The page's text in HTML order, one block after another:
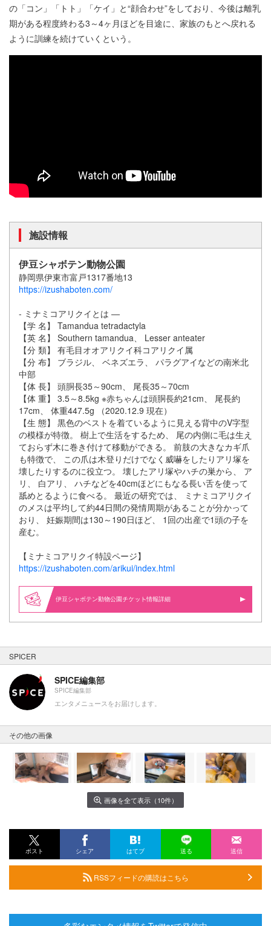
の「コン」「トト」「ケイ」と“顔合わせ”をしており、今後は離乳
期がある程度終わる3～4ヶ月ほどを目途に、家族のもとへ戻れる
ように訓練を続けていくという。
施設情報
伊豆シャボテン動物公園
静岡県伊東市富戸1317番地13
https://izushaboten.com/
- ミナミコアリクイとは ―
【学 名】 Tamandua tetradactyla
【英 名】 Southern tamandua、 Lesser anteater
【分 類】 有毛目オオアリクイ科コアリクイ属
【分 布】 ブラジル、 ベネズエラ、 パラグアイなどの南米北
中部
【体 長】 頭胴長35～90cm、 尾長35～70cm
【体 重】 3.5～8.5kg ※赤ちゃんは頭胴長約21cm、 尾長約
17cm、 体重447.5g （2020.12.9 現在）
【生 態】 黒色のベストを着ているように見える背中のV字型
の模様が特徴。 樹上で生活をするため、 尾の内側に毛は生え
ておらず木に巻き付けて移動ができる。 前肢の大きなカギ爪
も特徴で、 この爪は木登りだけでなく威嚇をしたりアリ塚を
壊したりするのに役立つ。 壊したアリ塚やハチの巣から、 ア
リ、 白アリ、 ハチなどを40cmほどにもなる長い舌を使って
舐めとるように食べる。 最近の研究では、 ミナミコアリクイ
のメスは平均して約44日間の発情周期があることが分かって
おり、 妊娠期間は130～190日ほど、 1回の出産で1頭の子を
産む。
【ミナミコアリクイ特設ページ】
https://izushaboten.com/arikui/index.html
伊豆シャボテン動物公園 情報詳細
SPICER
SPICE編集部
SPICE編集部
エンタメニュースをお届けします。
その他の画像
画像を全て表示（10件）
ポスト シェア はてブ 送る 送信
RSSフィードの購読はこちら